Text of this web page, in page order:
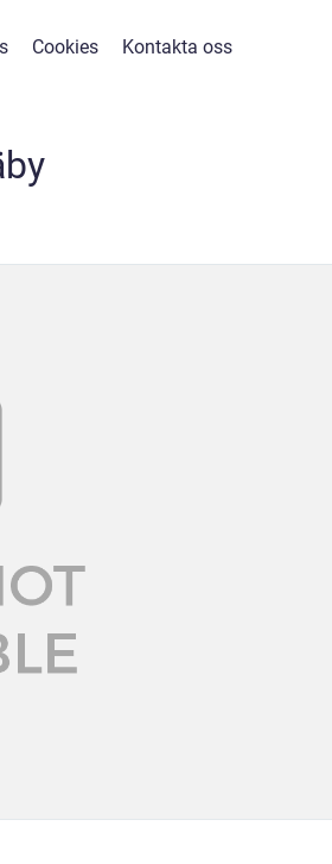
Cookies Kontakta oss